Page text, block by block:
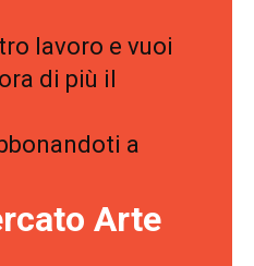
lavoro e vuoi
di più il
a
Arte